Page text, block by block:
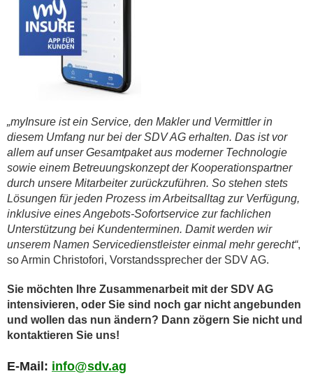
„myInsure ist ein Service, den Makler und Vermittler in
diesem Umfang nur bei der SDV AG erhalten. Das ist vor
allem auf unser Gesamtpaket aus moderner Technologie
sowie einem Betreuungskonzept der Kooperationspartner
durch unsere Mitarbeiter zurückzuführen. So stehen stets
Lösungen für jeden Prozess im Arbeitsalltag zur Verfügung,
inklusive eines Angebots-Sofortservice zur fachlichen
Unterstützung bei Kundenterminen. Damit werden wir
unserem Namen Servicedienstleister einmal mehr gerecht“,
so Armin Christofori, Vorstandssprecher der SDV AG.
Sie möchten Ihre Zusammenarbeit mit der SDV AG
intensivieren, oder Sie sind noch gar nicht angebunden
und wollen das nun ändern? Dann zögern Sie nicht und
kontaktieren Sie uns!
E-Mail: info@sdv.ag